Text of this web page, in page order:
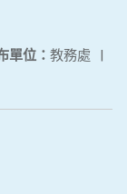
單位： 教務處 |